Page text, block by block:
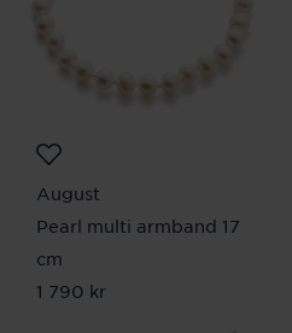
August
Pearl multi armband 17
cm
Pris:1 790 kr
1 790 kr